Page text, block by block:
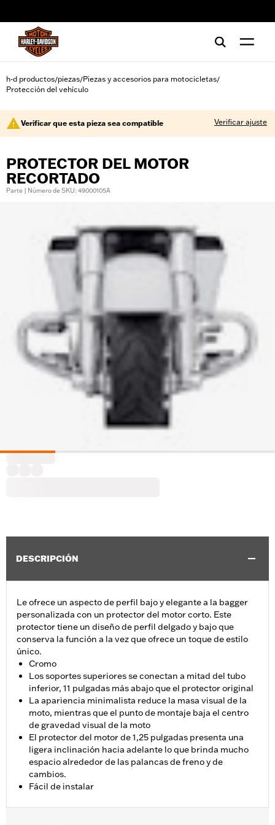
h-d productos/piezas/Piezas y accesorios para motocicletas/
Protección del vehículo
Verificar que esta pieza sea compatible Verificar ajuste
PROTECTOR DEL MOTOR
RECORTADO
Parte | Número de SKU: 49000105A
DESCRIPCIÓN
Le ofrece un aspecto de perfil bajo y elegante a la bagger
personalizada con un protector del motor corto. Este
protector tiene un diseño de perfil delgado y bajo que
conserva la función a la vez que ofrece un toque de estilo
único.
Cromo
Los soportes superiores se conectan a mitad del tubo
inferior, 11 pulgadas más abajo que el protector original
La apariencia minimalista reduce la masa visual de la
moto, mientras que el punto de montaje baja el centro
de gravedad visual de la moto
El protector del motor de 1,25 pulgadas presenta una
ligera inclinación hacia adelante lo que brinda mucho
espacio alrededor de las palancas de freno y de
cambios.
Fácil de instalar